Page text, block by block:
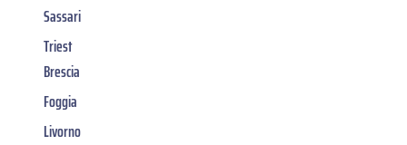
Sassari
Triest
Brescia
Foggia
Livorno